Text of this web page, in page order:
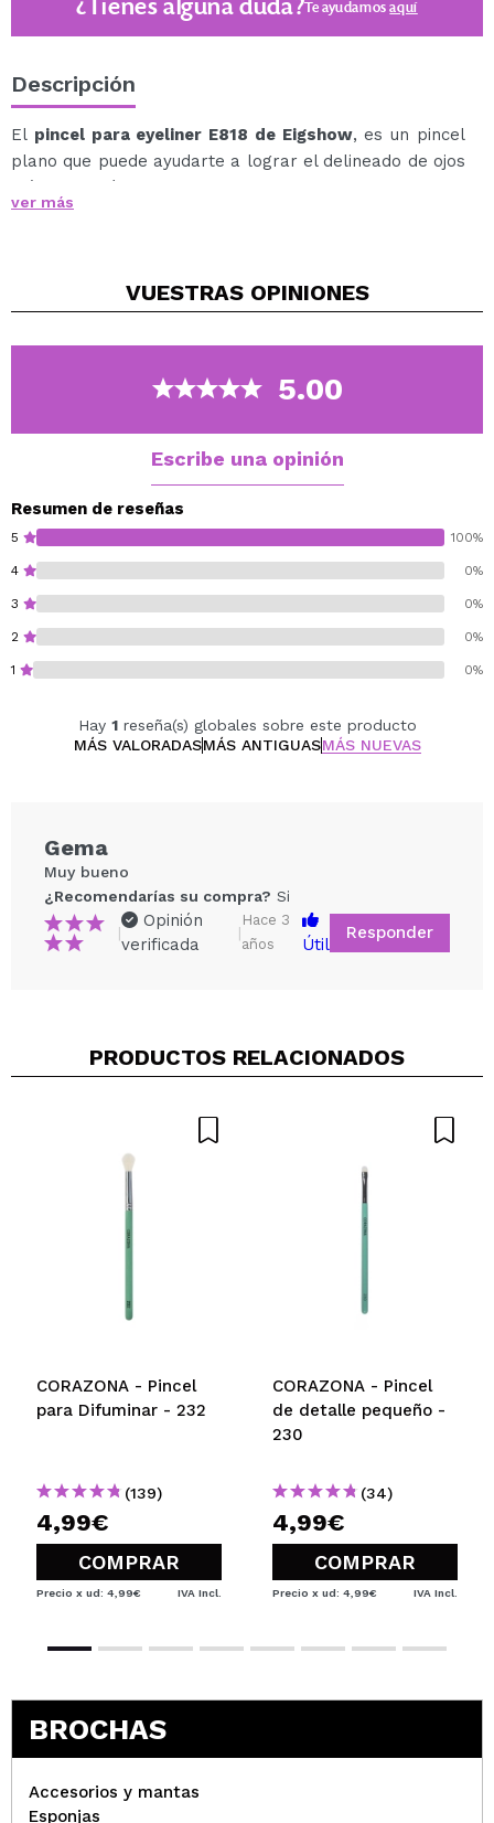
¿Tienes alguna duda?Te ayudamosaquí
Descripción
El pincel para eyeliner E818 de Eigshow, es un pincel
plano que puede ayudarte a lograr el delineado de ojos
más fino y nítido.
Usando cerdas veganas de nanofibras, el E818 se
aplicando una sombra de ojos oscura en la línea de las
El mango tiene un peso ligero y permite un agarre
La virola de cobre sujeta las cerdas de forma más
Vegan.
ver más
VUESTRAS OPINIONES
5.00
Escribe una opinión
Resumen de reseñas
5 100%
4 0%
3 0%
2 0%
1 0%
Hay 1reseña(s) globales sobre este producto
MÁS VALORADASMÁS ANTIGUASMÁS NUEVAS
Compartir un vídeo o una foto
Tu vídeo podría ser el primero. Imagínatelo...
¿Recomendarías su compra?
Gema
Muy bueno
¿Recomendarías su compra? Si
|
Opinión
verificada
|
Hace 3
años
Útil
Responder
PRODUCTOS RELACIONADOS
CORAZONA - Pincel
para Difuminar - 232
(139)
4,99€
COMPRAR
Precio x ud: 4,99€ IVA Incl.
CORAZONA - Pincel
de detalle pequeño -
230
(34)
4,99€
COMPRAR
Precio x ud: 4,99€ IVA Incl.
BROCHAS
Accesorios y mantas
Esponjas